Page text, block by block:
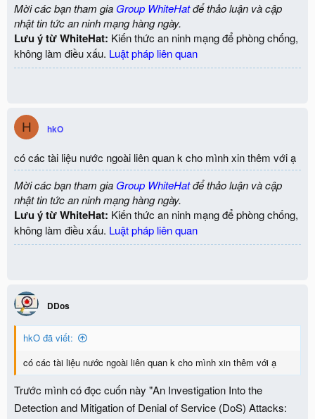
Mời các bạn tham gia Group WhiteHatđể thảo luận và cập
nhật tin tức an ninh mạng hàng ngày.
Lưu ý từ WhiteHat: Kiến thức an ninh mạng để phòng chống,
không làm điều xấu. Luật pháp liên quan
H hkO
có các tài liệu nước ngoài liên quan k cho mình xin thêm với ạ
Mời các bạn tham gia Group WhiteHatđể thảo luận và cập
nhật tin tức an ninh mạng hàng ngày.
Lưu ý từ WhiteHat: Kiến thức an ninh mạng để phòng chống,
không làm điều xấu. Luật pháp liên quan
DDos
hkO đã viết:
có các tài liệu nước ngoài liên quan k cho mình xin thêm với ạ
Trước mình có đọc cuốn này "An Investigation Into the
Detection and Mitigation of Denial of Service (DoS) Attacks: